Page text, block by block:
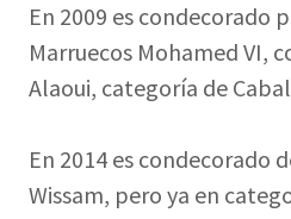
En 2009 es condecorado
Marruecos Mohamed VI,
Alaoui, categoría de
En 2014 es condecorado
Wissam, pero ya en